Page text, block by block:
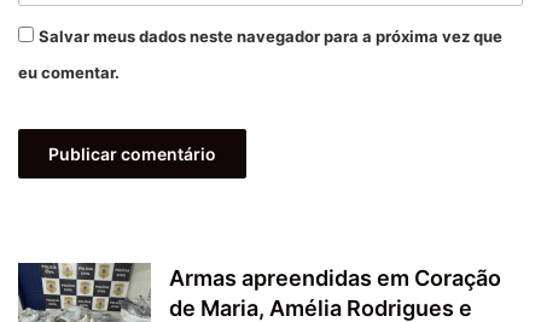
Salvar meus dados neste navegador para a próxima vez que
eu comentar.
Armas apreendidas em Coração
de Maria, Amélia Rodrigues e